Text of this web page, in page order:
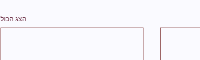
הצג הכול